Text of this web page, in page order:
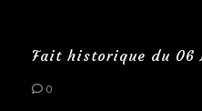
Fait historique du 06
0